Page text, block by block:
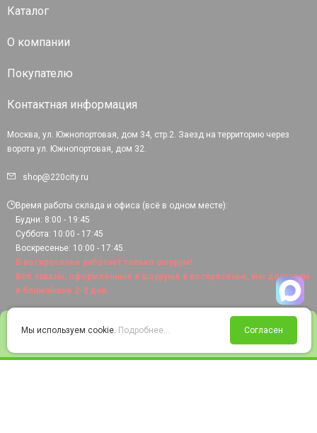
Войти Избранное Корзина
Каталог
О компании
Покупателю
Контактная информация
Москва, ул. Южнопортовая, дом 34, стр.2. Заезд на территорию через
ворота ул. Южнопортовая, дом 32.
shop@220city.ru
Время работы склада и офиса (всё в одном месте):
Будни: 8:00 - 19:45
Суббота: 10:00 - 17:45
Воскресенье: 10:00 - 17:45.
В воскресенье работает только шоурум!
Все заказы, оформленные в шоуруме в воскресенье, мы доставим
в ближайшие 2-3 дня.
Мы используем cookie. Подробнее... Согласен